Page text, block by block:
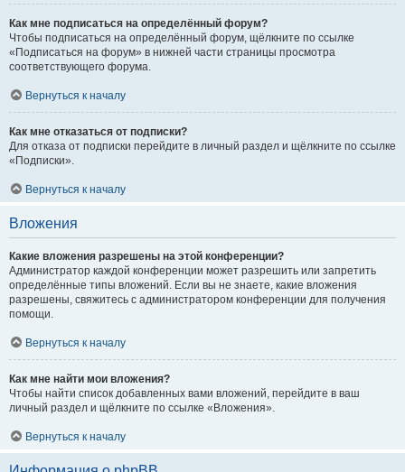
Как мне подписаться на определённый форум?
Чтобы подписаться на определённый форум, щёлкните по ссылке
«Подписаться на форум» в нижней части страницы просмотра
соответствующего форума.
Вернуться к началу
Как мне отказаться от подписки?
Для отказа от подписки перейдите в личный раздел и щёлкните по ссылке
«Подписки».
Вернуться к началу
Вложения
Какие вложения разрешены на этой конференции?
Администратор каждой конференции может разрешить или запретить
определённые типы вложений. Если вы не знаете, какие вложения
разрешены, свяжитесь с администратором конференции для получения
помощи.
Вернуться к началу
Как мне найти мои вложения?
Чтобы найти список добавленных вами вложений, перейдите в ваш
личный раздел и щёлкните по ссылке «Вложения».
Вернуться к началу